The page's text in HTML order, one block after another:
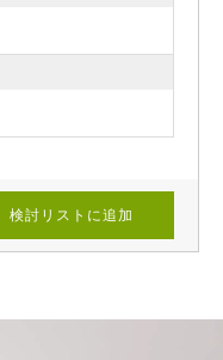
検討リスト に追加